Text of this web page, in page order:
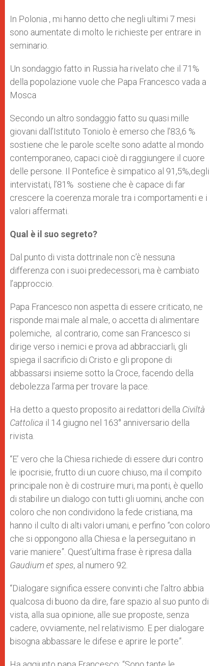
In Polonia , mi hanno detto che negli ultimi 7 mesi
sono aumentate di molto le richieste per entrare in
seminario.
Un sondaggio fatto in Russia ha rivelato che il 71%
della popolazione vuole che Papa Francesco vada a
Mosca
Secondo un altro sondaggio fatto su quasi mille
giovani dall’Istituto Toniolo è emerso che l’83,6 %
sostiene che le parole scelte sono adatte al mondo
contemporaneo, capaci cioè di raggiungere il cuore
delle persone. Il Pontefice è simpatico al 91,5%,degli
intervistati, l’81% sostiene che è capace di far
crescere la coerenza morale tra i comportamenti e i
valori affermati.
Qual è il suo segreto?
Dal punto di vista dottrinale non c’è nessuna
differenza con i suoi predecessori, ma è cambiato
l’approccio.
Papa Francesco non aspetta di essere criticato, ne
risponde mai male al male, o accetta di alimentare
polemiche, al contrario, come san Francesco si
dirige verso i nemici e prova ad abbracciarli, gli
spiega il sacrificio di Cristo e gli propone di
abbassarsi insieme sotto la Croce, facendo della
debolezza l’arma per trovare la pace.
Ha detto a questo proposito ai redattori della Civiltà
Cattolica il 14 giugno nel 163° anniversario della
rivista.
“E’ vero che la Chiesa richiede di essere duri contro
le ipocrisie, frutto di un cuore chiuso, ma il compito
principale non è di costruire muri, ma ponti, è quello
di stabilire un dialogo con tutti gli uomini, anche con
coloro che non condividono la fede cristiana, ma
hanno il culto di alti valori umani, e perfino “con coloro
che si oppongono alla Chiesa e la perseguitano in
varie maniere”. Quest’ultima frase è ripresa dalla
Gaudium et spes, al numero 92.
“Dialogare significa essere convinti che l’altro abbia
qualcosa di buono da dire, fare spazio al suo punto di
vista, alla sua opinione, alle sue proposte, senza
cadere, ovviamente, nel relativismo. E per dialogare
bisogna abbassare le difese e aprire le porte”.